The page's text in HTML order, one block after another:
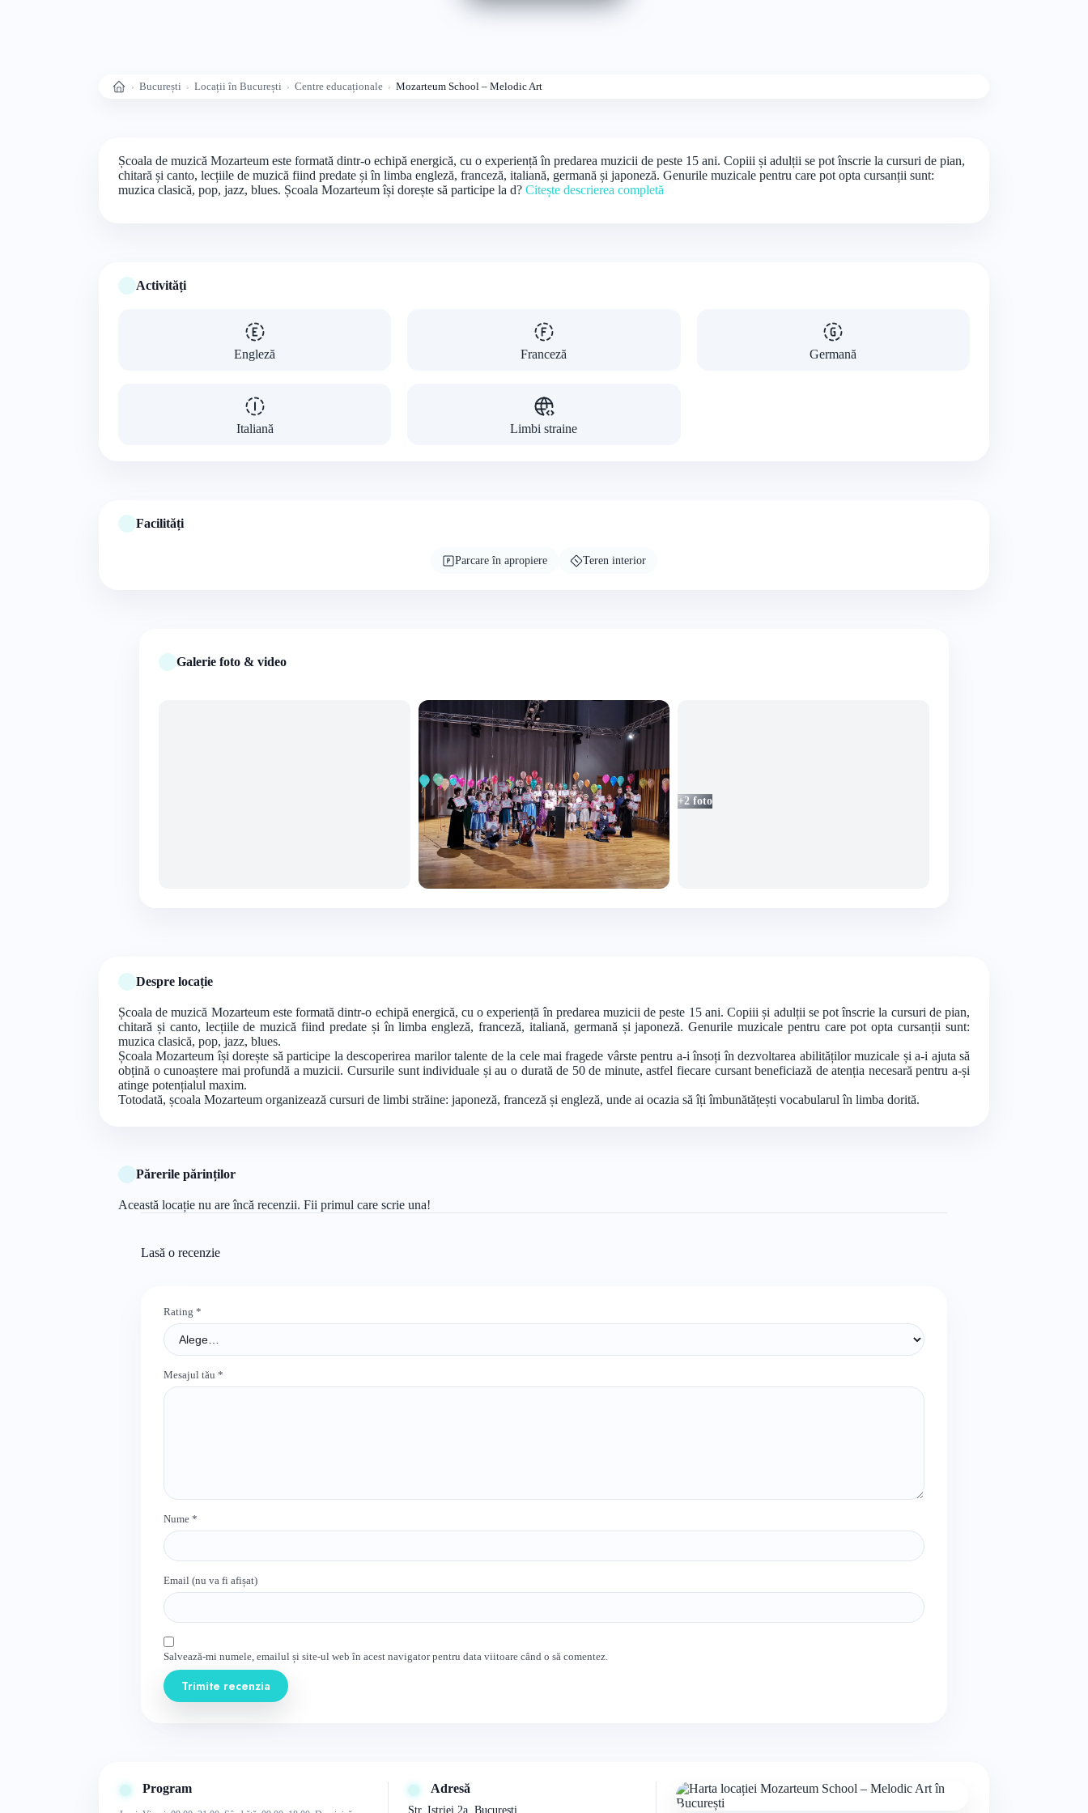
Acasă București Locații în București Centre educaționale Mozarteum School – Melodic Art
Școala de muzică Mozarteum este formată dintr-o echipă energică, cu o experiență în predarea muzicii de peste 15 ani. Copiii și adulții se pot înscrie la cursuri de pian,
chitară și canto, lecțiile de muzică fiind predate și în limba engleză, franceză, italiană, germană și japoneză. Genurile muzicale pentru care pot opta cursanții sunt:
muzica clasică, pop, jazz, blues. Școala Mozarteum își dorește să participe la d? Citește descrierea completă
Activități
Engleză Franceză Germană
Italiană Limbi straine
Facilități
Parcare în apropiere Teren interior
Galerie foto & video
+2 foto
Despre locație
Școala de muzică Mozarteum este formată dintr-o echipă energică, cu o experiență în predarea muzicii de peste 15 ani. Copiii și adulții se pot înscrie la cursuri de pian,
chitară și canto, lecțiile de muzică fiind predate și în limba engleză, franceză, italiană, germană și japoneză. Genurile muzicale pentru care pot opta cursanții sunt:
muzica clasică, pop, jazz, blues.
Școala Mozarteum își dorește să participe la descoperirea marilor talente de la cele mai fragede vârste pentru a-i însoți în dezvoltarea abilităților muzicale și a-i ajuta să
obțină o cunoaștere mai profundă a muzicii. Cursurile sunt individuale și au o durată de 50 de minute, astfel fiecare cursant beneficiază de atenția necesară pentru a-și
atinge potențialul maxim.
Totodată, școala Mozarteum organizează cursuri de limbi străine: japoneză, franceză și engleză, unde ai ocazia să îți îmbunătățești vocabularul în limba dorită.
Părerile părinților
Această locație nu are încă recenzii. Fii primul care scrie una!
Lasă o recenzie
Rating *
Mesajul tău *
Nume *
Email (nu va fi afișat)
Salvează-mi numele, emailul și site-ul web în acest navigator pentru data viitoare când o să comentez.
Trimite recenzia
Program Adresă
Str. Istriei 2a, București